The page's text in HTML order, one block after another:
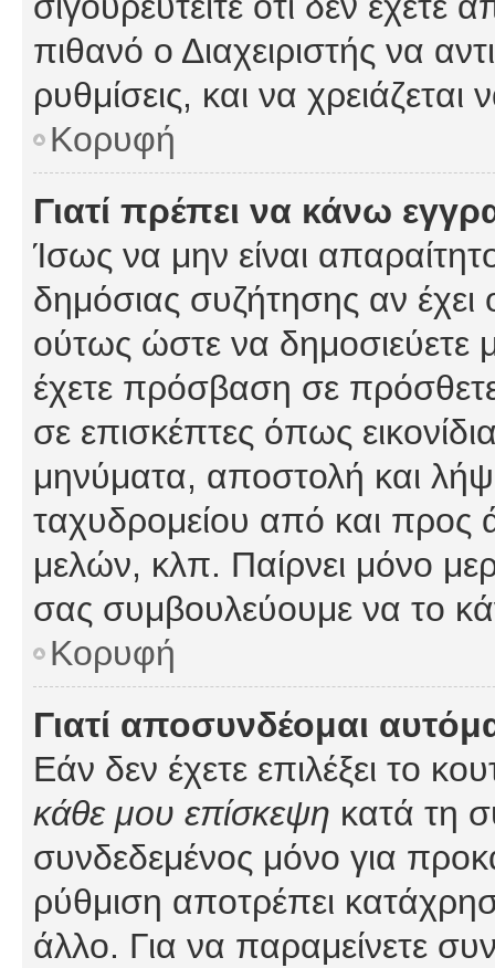
πιθανό ο Διαχειριστής να
ρυθμίσεις, και να χρειάζεται
Κορυφή
Γιατί πρέπει να κάνω
Ίσως να μην είναι
δημόσιας συζήτησης αν έχει
ούτως ώστε να δημοσιεύετε
έχετε πρόσβαση σε
σε επισκέπτες όπως
μηνύματα, αποστολή και
ταχυδρομείου από και προς
μελών, κλπ. Παίρνει μόνο
σας συμβουλεύουμε να το
Κορυφή
Γιατί αποσυνδέομαι
Εάν δεν έχετε επιλέξει το
κάθε μου επίσκεψη κατά τη
συνδεδεμένος μόνο για
ρύθμιση αποτρέπει
άλλο. Για να παραμείνετε